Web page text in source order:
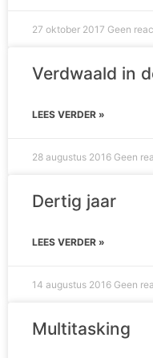
27 oktober 2017 Geen
Verdwaald in
LEES VERDER »
28 augustus 2016 Geen
Dertig jaar
LEES VERDER »
14 augustus 2016 Geen
Multitasking